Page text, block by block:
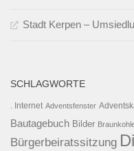
Stadt Kerpen –
SCHLAGWORTE
. Internet Adventsfenster
Bautagebuch Bilder
Bürgerbeiratssitzung